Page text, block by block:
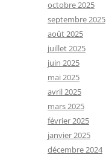
octobre 2025
septembre 2025
août 2025
juillet 2025
juin 2025
mai 2025
avril 2025
mars 2025
février 2025
janvier 2025
décembre 2024